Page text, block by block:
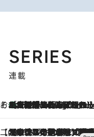
SERIES
連載
そおだよおこの関西おいしい、おやつ紀行2 Minutes Ago
［大阪府箕面市］一皿一皿目の前で仕上げられる、料理を巧みに組み込んだアシェットデセールコース「ミチル アシェット デセール（Michiru assiette dessert）」
【CREA×星野リゾート】唯一無二。癒しと発見が待つ
2026.8.7
【トンボの足水浴】ヒノキの香りに包まれて涼感マックス！約13℃の湧水かけ流しを避暑地「星野温泉 トンボの湯」